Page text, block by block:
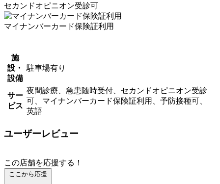
セカンドオピニオン受診可
マイナンバーカード保険証利用
施
設・
設備
駐車場有り
サー
ビス
夜間診療、急患随時受付、セカンドオピニオン受診
可、マイナンバーカード保険証利用、予防接種可、
英語
ユーザーレビュー
この店舗を応援する！
ここから応援